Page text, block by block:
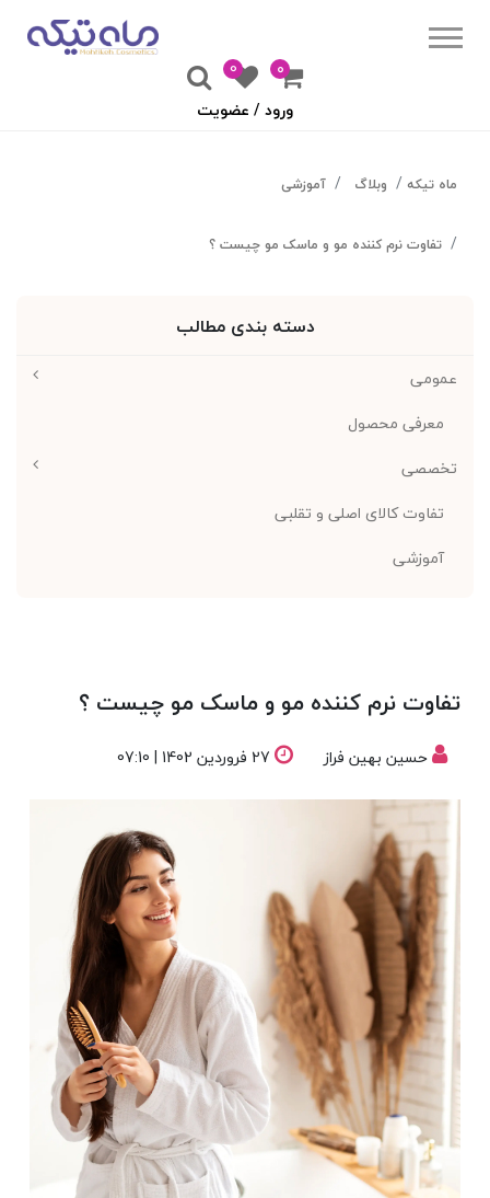
۰
0
ورود / عضویت
ماه تیکه وبلاگ آموزشی
تفاوت نرم کننده مو و ماسک مو چیست ؟
دسته بندی مطالب
عمومی
معرفی محصول
تخصصی
تفاوت کالای اصلی و تقلبی
آموزشی
تفاوت نرم کننده مو و ماسک مو چیست ؟
حسین بهین فراز 27 فروردین 1402 | 07:10